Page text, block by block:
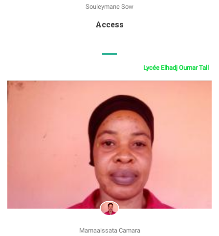
Souleymane Sow
Access
Lycée Elhadj Oumar Tall
Mamaaissata Camara